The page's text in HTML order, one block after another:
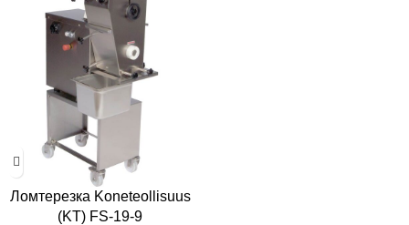
Ломтерезка Koneteollisuus
(KT) FS-19-9